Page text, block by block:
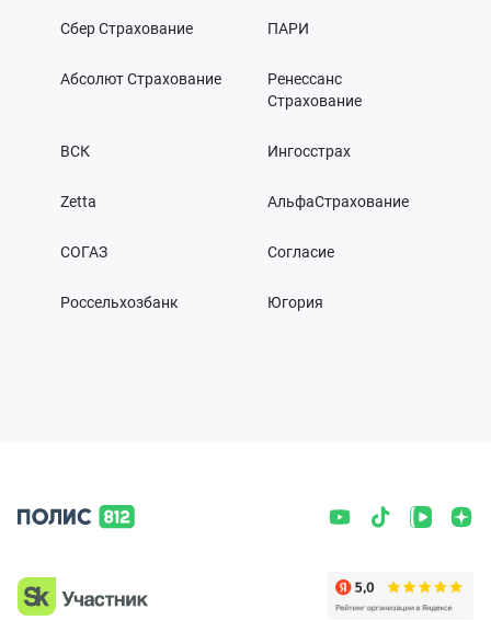
Сбер Страхование ПАРИ
Абсолют Страхование
Ренессанс
Страхование
ВСК Ингосстрах
Zetta АльфаСтрахование
СОГАЗ Согласие
Россельхозбанк Югория